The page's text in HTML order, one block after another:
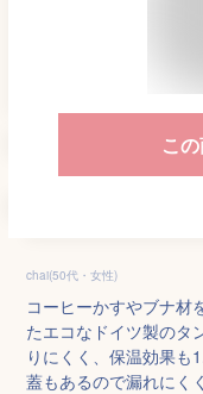
こ
chai(50代・女性)
コーヒーかすやブナ材
たエコなドイツ製のタ
りにくく、保温効果も
蓋もあるので漏れにく